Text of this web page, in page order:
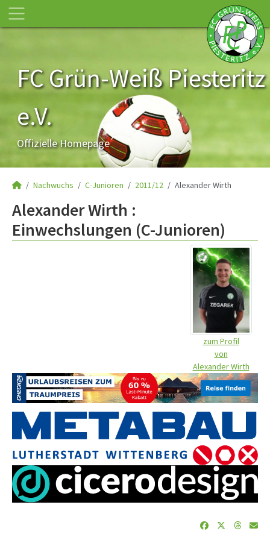
FC Grün-Weiß Piesteritz
e.V.
Offizielle Homepage
Nachwuchs C-Junioren 2011/12 Alexander Wirth
Alexander Wirth :
Einwechslungen (C-Junioren)
zum Profil
von
Alexander Wirth